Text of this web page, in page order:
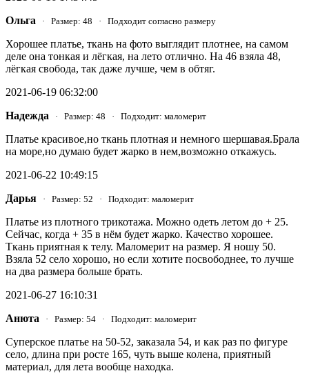
Ольга · Размер: 48 · Подходит согласно размеру
Хорошее платье, ткань на фото выглядит плотнее, на самом
деле она тонкая и лёгкая, на лето отлично. На 46 взяла 48,
лёгкая свобода, так даже лучше, чем в обтяг.
2021-06-19 06:32:00
Надежда · Размер: 48 · Подходит: маломерит
Платье красивое,но ткань плотная и немного шершавая.Брала
на море,но думаю будет жарко в нем,возможно откажусь.
2021-06-22 10:49:15
Дарья · Размер: 52 · Подходит: маломерит
Платье из плотного трикотажа. Можно одеть летом до + 25.
Сейчас, когда + 35 в нём будет жарко. Качество хорошее.
Ткань приятная к телу. Маломерит на размер. Я ношу 50.
Взяла 52 село хорошо, но если хотите посвободнее, то лучше
на два размера больше брать.
2021-06-27 16:10:31
Анюта · Размер: 54 · Подходит: маломерит
Суперское платье на 50-52, заказала 54, и как раз по фигуре
село, длина при росте 165, чуть выше колена, приятный
материал, для лета вообще находка.